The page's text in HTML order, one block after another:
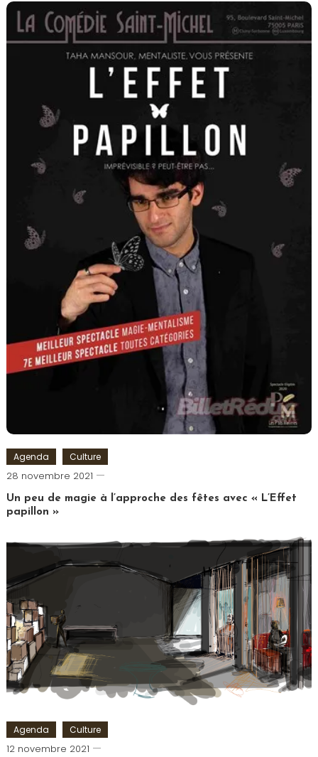
Agenda Culture
28 novembre 2021
Cédric
Cilia
Un peu de magie à l’approche des fêtes avec « L’Effet
papillon »
Comédie
Michel
L'Effet
Papillon,
Mentaliste
,
Théâtre
Agenda Culture
12 novembre 2021
Cédric